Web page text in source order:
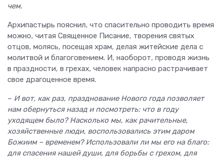
чем.
Архипастырь пояснил, что спасительно проводить время
можно, читая Священное Писание, творения святых
отцов, молясь, посещая храм, делая житейские дела с
молитвой и благоговением. И, наоборот, проводя жизнь
в праздности, в грехах, человек напрасно растрачивает
свое драгоценное время.
– И вот, как раз, празднование Нового года позволяет
нам обернуться назад и посмотреть: что в году
уходящем было? Насколько мы, как рачительные,
хозяйственные люди, воспользовались этим даром
Божиим – временем? Использовали ли мы его на благо:
для спасения нашей души, для борьбы с грехом, для